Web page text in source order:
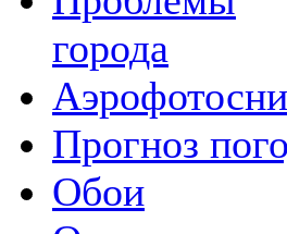
города
Прогноз
Обои